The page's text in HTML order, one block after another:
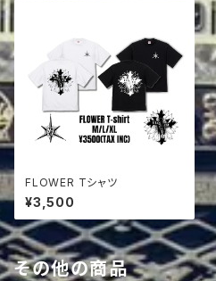
FLOWER Tシャツ
¥3,500
その他の商品